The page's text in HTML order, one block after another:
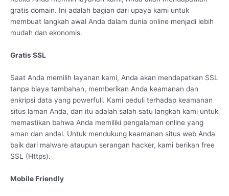
gratis domain. Ini adalah bagian dari upaya kami untuk
membuat langkah awal Anda dalam dunia online menjadi lebih
mudah dan ekonomis.
Gratis SSL
Saat Anda memilih layanan kami, Anda akan mendapatkan SSL
tanpa biaya tambahan, memberikan Anda keamanan dan
enkripsi data yang powerfull. Kami peduli terhadap keamanan
situs laman Anda, dan itu adalah salah satu langkah kami untuk
memastikan bahwa Anda memiliki pengalaman online yang
aman dan andal. Untuk mendukung keamanan situs web Anda
baik dari malware ataupun serangan hacker, kami berikan free
SSL (Https).
Mobile Friendly